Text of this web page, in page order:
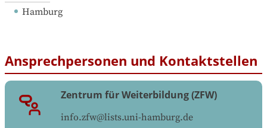
Hamburg
Ansprechpersonen und Kontaktstellen
Zentrum für Weiterbildung (ZFW)
info.zfw@lists.uni-hamburg.de